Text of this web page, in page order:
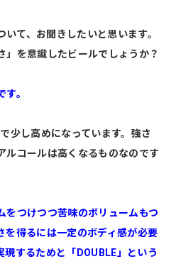
いて、お聞きしたいと思います。
」を意識したビールでしょうか？
。
少し高めになっています。強さ
ルコールは高くなるものなのです
をつけつつ苦味のボリュームもつ
を得るには一定のボディ感が必要
現するためと「DOUBLE」という